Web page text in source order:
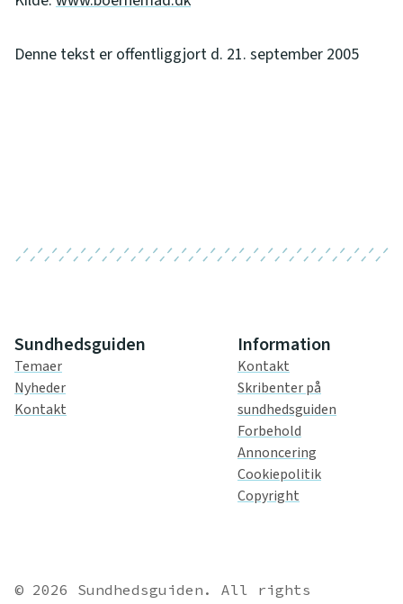
Denne tekst er offentliggjort d. 21. september 2005
Sundhedsguiden
Temaer
Nyheder
Kontakt
Information
Kontakt
Skribenter på
sundhedsguiden
Forbehold
Annoncering
Cookiepolitik
Copyright
© 2026 Sundhedsguiden. All rights